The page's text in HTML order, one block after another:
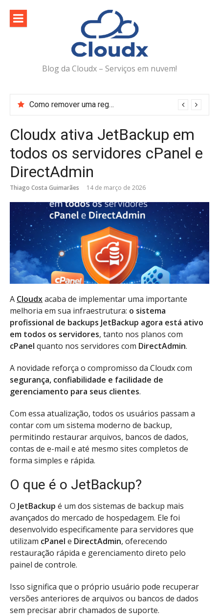
para
Blog da Cloudx – Serviços em nuvem!
Como remover uma regra do Web Application Firewall (WAF) no DirectAdmin
Cloudx ativa JetBackup em
todos os servidores cPanel e
DirectAdmin
Thiago Costa Guimarães 14 de março de 2026
A Cloudxacaba de implementar uma importante
melhoria em sua infraestrutura: o sistema
profissional de backups JetBackup agora está ativo
em todos os servidores, tanto nos planos com
cPanel quanto nos servidores com DirectAdmin.
A novidade reforça o compromisso da Cloudx com
segurança, confiabilidade e facilidade de
gerenciamento para seus clientes.
Com essa atualização, todos os usuários passam a
contar com um sistema moderno de backup,
permitindo restaurar arquivos, bancos de dados,
contas de e-mail e até mesmo sites completos de
forma simples e rápida.
O que é o JetBackup?
O JetBackup é um dos sistemas de backup mais
avançados do mercado de hospedagem. Ele foi
desenvolvido especificamente para servidores que
utilizam cPanel e DirectAdmin, oferecendo
restauração rápida e gerenciamento direto pelo
painel de controle.
Isso significa que o próprio usuário pode recuperar
versões anteriores de arquivos ou bancos de dados
sem precisar abrir chamados de suporte.